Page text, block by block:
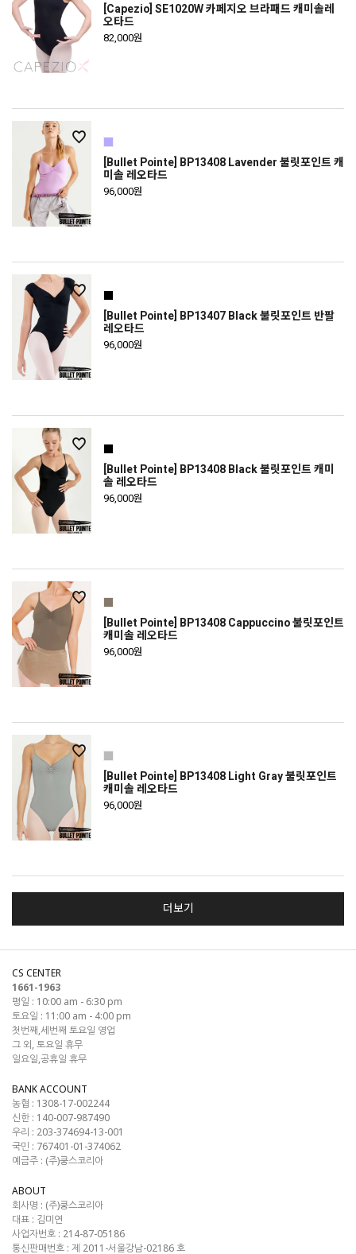
[Capezio] SE1020W 카페지오 브라패드 캐미솔레
오타드
82,000원
[Bullet Pointe] BP13408 Lavender 불릿포인트 캐
미솔 레오타드
96,000원
[Bullet Pointe] BP13407 Black 불릿포인트 반팔
레오타드
96,000원
[Bullet Pointe] BP13408 Black 불릿포인트 캐미
솔 레오타드
96,000원
[Bullet Pointe] BP13408 Cappuccino 불릿포인트
캐미솔 레오타드
96,000원
[Bullet Pointe] BP13408 Light Gray 불릿포인트
캐미솔 레오타드
96,000원
더보기
CS CENTER
1661-1963
평일 : 10:00 am - 6:30 pm
토요일 : 11:00 am - 4:00 pm
첫번째,세번째 토요일 영업
그 외, 토요일 휴무
일요일,공휴일 휴무
BANK ACCOUNT
농협 : 1308-17-002244
신한 : 140-007-987490
우리 : 203-374694-13-001
국민 : 767401-01-374062
예금주 : (주)쿵스코리아
ABOUT
회사명 : (주)쿵스코리아
대표 : 김미연
사업자번호 : 214-87-05186
통신판매번호 : 제 2011-서울강남-02186 호